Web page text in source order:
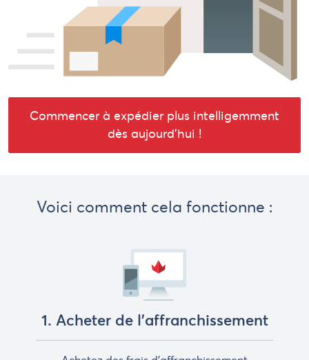
Commencer à expédier plus intelligemment
dès aujourd'hui !
Voici comment cela fonctionne :
1. Acheter de l'affranchissement